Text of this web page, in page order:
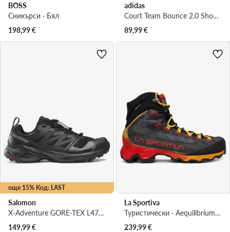
BOSS
Сникърси · Бял
198,99€
adidas
Court Team Bounce 2.0 Shoes HR1239 · Обувки за зала
89,99€
още 15% Код: LAST
Salomon
X-Adventure GORE-TEX L47321100 · Маратонки за бягане
149,99€
La Sportiva
Туристически · Aequilibrium Hike GTX ZFHS137G00Y00 · Черен
239,99€